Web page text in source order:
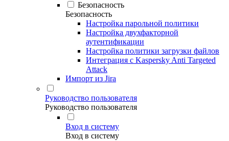
Безопасность
Безопасность
Настройка парольной политики
Настройка двухфакторной
аутентификации
Настройка политики загрузки файлов
Интеграция с Kaspersky Anti Targeted
Attack
Импорт из Jira
Руководство пользователя
Руководство пользователя
Вход в систему
Вход в систему